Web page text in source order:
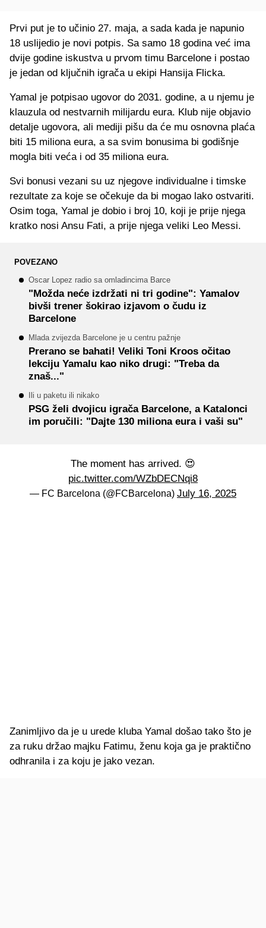
Prvi put je to učinio 27. maja, a sada kada je napunio
18 uslijedio je novi potpis. Sa samo 18 godina već ima
dvije godine iskustva u prvom timu Barcelone i postao
je jedan od ključnih igrača u ekipi Hansija Flicka.
Yamal je potpisao ugovor do 2031. godine, a u njemu je
klauzula od nestvarnih milijardu eura. Klub nije objavio
detalje ugovora, ali mediji pišu da će mu osnovna plaća
biti 15 miliona eura, a sa svim bonusima bi godišnje
mogla biti veća i od 35 miliona eura.
Svi bonusi vezani su uz njegove individualne i timske
rezultate za koje se očekuje da bi mogao lako ostvariti.
Osim toga, Yamal je dobio i broj 10, koji je prije njega
kratko nosi Ansu Fati, a prije njega veliki Leo Messi.
POVEZANO
Oscar Lopez radio sa omladincima Barce
"Možda neće izdržati ni tri godine": Yamalov
bivši trener šokirao izjavom o čudu iz
Barcelone
Mlada zvijezda Barcelone je u centru pažnje
Prerano se bahati! Veliki Toni Kroos očitao
lekciju Yamalu kao niko drugi: "Treba da
znaš..."
Ili u paketu ili nikako
PSG želi dvojicu igrača Barcelone, a Katalonci
im poručili: "Dajte 130 miliona eura i vaši su"
The moment has arrived. 😍
pic.twitter.com/WZbDECNqi8
— FC Barcelona (@FCBarcelona) July 16, 2025
Zanimljivo da je u urede kluba Yamal došao tako što je
za ruku držao majku Fatimu, ženu koja ga je praktično
odhranila i za koju je jako vezan.